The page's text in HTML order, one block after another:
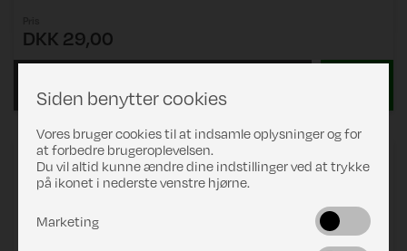
DKK 29,00
Låg til Wecamp affaldstank
Siden benytter cookies
Vores bruger cookies til at indsamle oplysninger og for
at forbedre brugeroplevelsen.
Du vil altid kunne ændre dine indstillinger ved at trykke
på ikonet i nederste venstre hjørne.
Marketing